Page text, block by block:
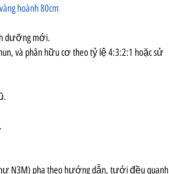
hoành 80cm
dưỡng mới.
và phân hữu cơ theo tỷ lệ 4:3:2:1 hoặc sử
N3M) pha theo hướng dẫn, tưới đều quanh